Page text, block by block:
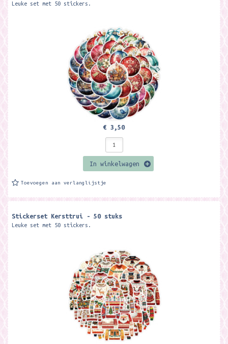
Leuke set met 50 stickers.
€ 3,50
In winkelwagen
Toevoegen aan verlanglijstje
Stickerset Kersttrui - 50 stuks
Leuke set met 50 stickers.